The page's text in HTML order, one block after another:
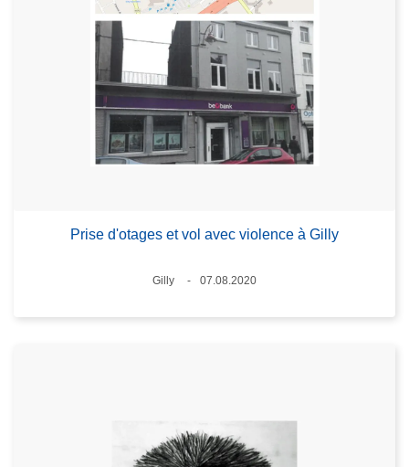
Prise d'otages et vol avec violence à Gilly
Standort
Gilly
07.08.2020